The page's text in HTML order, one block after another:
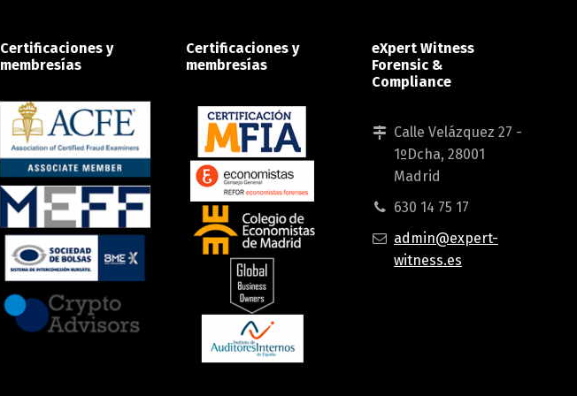
Certificaciones y
membresías
Certificaciones y
membresías
eXpert Witness
Forensic &
Compliance
Calle Velázquez 27 -
1ºDcha, 28001
Madrid
630 14 75 17
admin@expert-
witness.es